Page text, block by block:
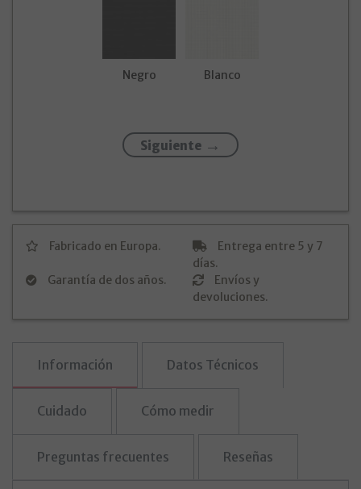
Negro Blanco
Siguiente
Fabricado en Europa.
Entrega entre 5 y 7
días.
Garantía de dos años.
Envíos y
devoluciones.
Información Datos Técnicos
Cuidado Cómo medir
Preguntas frecuentes Reseñas